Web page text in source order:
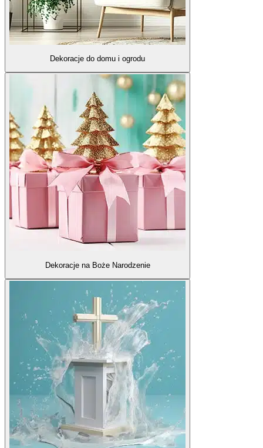
Dekoracje do domu i ogrodu
Dekoracje na Boże Narodzenie